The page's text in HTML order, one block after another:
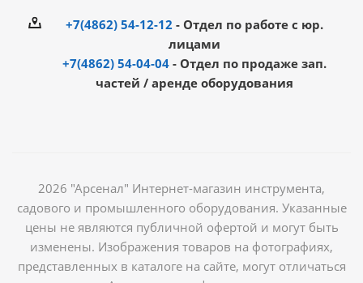
+7(4862) 54-12-12 - Отдел по работе с юр.
лицами
+7(4862) 54-04-04 - Отдел по продаже зап.
частей / аренде оборудования
2026 "Арсенал" Интернет-магазин инструмента,
садового и промышленного оборудования. Указанные
цены не являются публичной офертой и могут быть
изменены. Изображения товаров на фотографиях,
представленных в каталоге на сайте, могут отличаться